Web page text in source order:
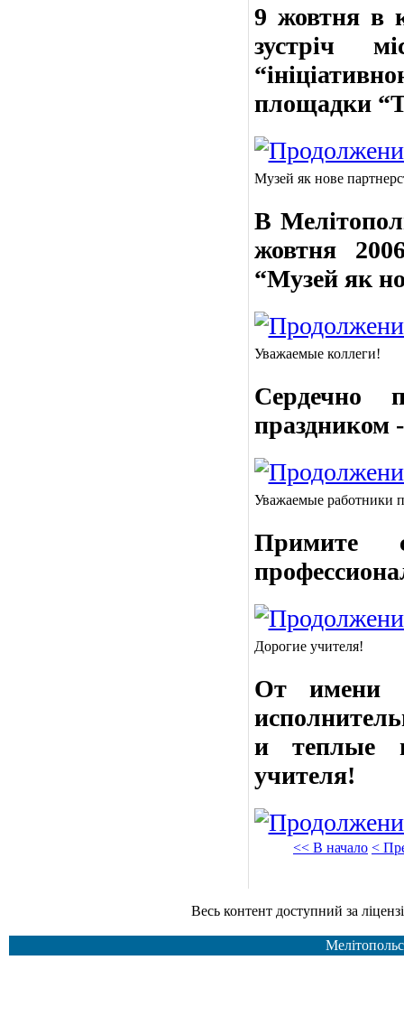
9 жовтня в
зустріч
площадки
Музей як нове
В
жовтня
“Музей як
Уважаемые коллеги!
Сердечно
праздником
Уважаемые работники
Примите
Дорогие учителя!
От имени
и теплые
учителя!
<< В начало <
Весь контент доступний за ліцензією Creative